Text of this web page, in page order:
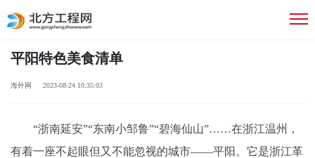
平阳特色美食清单
海外网 2023-08-24 10:35:03
“浙南延安”“东南小邹鲁”“碧海仙山”……在浙江温州，
有着一座不起眼但又不能忽视的城市——平阳。它是浙江革